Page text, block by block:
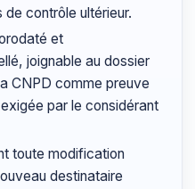
contrôle ultérieur.
et
joignable au dossier
CNPD comme preuve
par le considérant
toute modification
destinataire